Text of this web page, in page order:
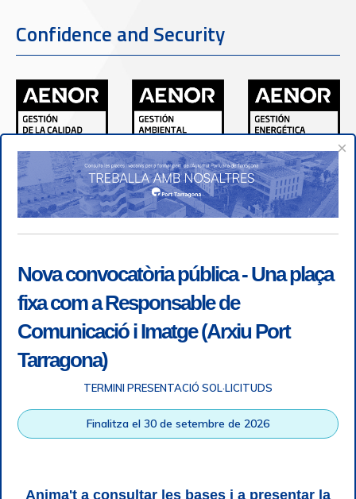
Confidence and Security
Accessibility Legal note | + info RGPD |Information of
×
Nova convocatòria pública - Una plaça
fixa com a Responsable de
Comunicació i Imatge (Arxiu Port
Tarragona)
TERMINI PRESENTACIÓ SOL·LICITUDS
Finalitza el 30 de setembre de 2026
Anima't a consultar les bases i a presentar la